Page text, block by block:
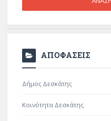
ΑΠΟΦΑΣΕΙΣ
Δήμος Δεσκάτης
Κοινότητα Δεσκάτης